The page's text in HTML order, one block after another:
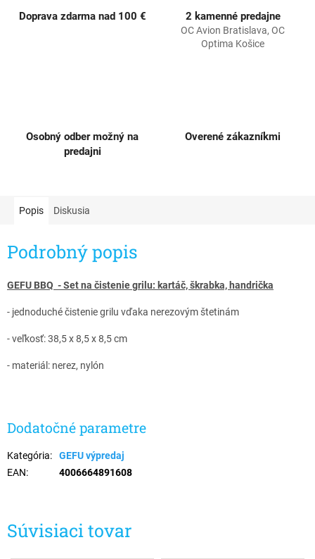
Doprava zdarma nad 100 € 2 kamenné predajne
OC Avion Bratislava, OC
Optima Košice
Osobný odber možný na
predajni
Overené zákazníkmi
Súvisiaci tovar
Popis Diskusia
Podrobný popis
GEFU BBQ - Set na čistenie grilu: kartáč, škrabka, handrička
- jednoduché čistenie grilu vďaka nerezovým štetinám
- veľkosť: 38,5 x 8,5 x 8,5 cm
- materiál: nerez, nylón
Dodatočné parametre
Kategória:
GEFU výpredaj
EAN: 4006664891608